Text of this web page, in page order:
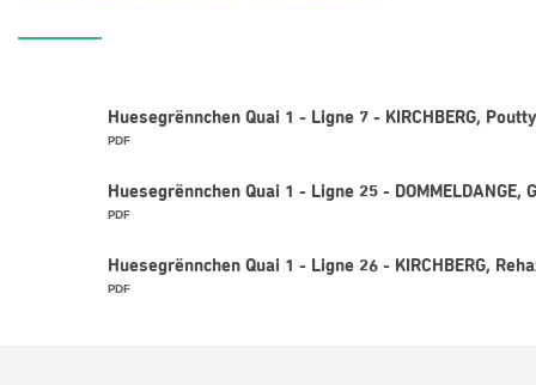
Huesegrënnchen Quai 1 - Ligne 7 - KIRCHBERG,
PDF
Huesegrënnchen Quai 1 - Ligne 25 - DOMMELDANGE,
PDF
Huesegrënnchen Quai 1 - Ligne 26 - KIRCHBERG,
PDF